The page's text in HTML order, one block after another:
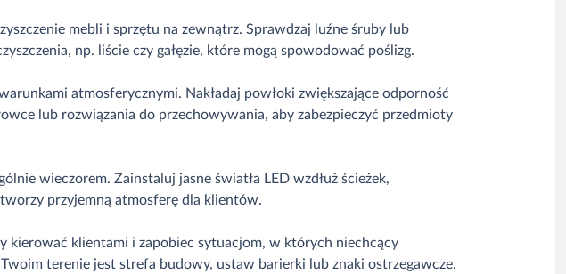
mebli i sprzętu na zewnątrz. Sprawdzaj luźne śruby lub
np. liście czy gałęzie, które mogą spowodować poślizg.
atmosferycznymi. Nakładaj powłoki zwiększające odporność
lub rozwiązania do przechowywania, aby zabezpieczyć przedmioty
wieczorem. Zainstaluj jasne światła LED wzdłuż ścieżek,
przyjemną atmosferę dla klientów.
kierować klientami i zapobiec sytuacjom, w których niechcący
terenie jest strefa budowy, ustaw barierki lub znaki ostrzegawcze.